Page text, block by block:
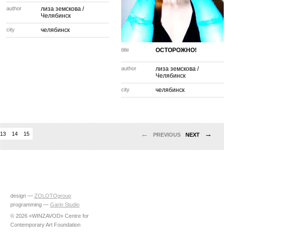
author лиза земскова /
Челябинск
city челябинск
title ОСТОРОЖНО!
author лиза земскова /
Челябинск
city челябинск
13 14 15 ← PREVIOUS NEXT →
design — ZOLOTOgroup
programming — Garin Studio
© 2026 «WINZAVOD» Centre for
Contemporary Art Foundation